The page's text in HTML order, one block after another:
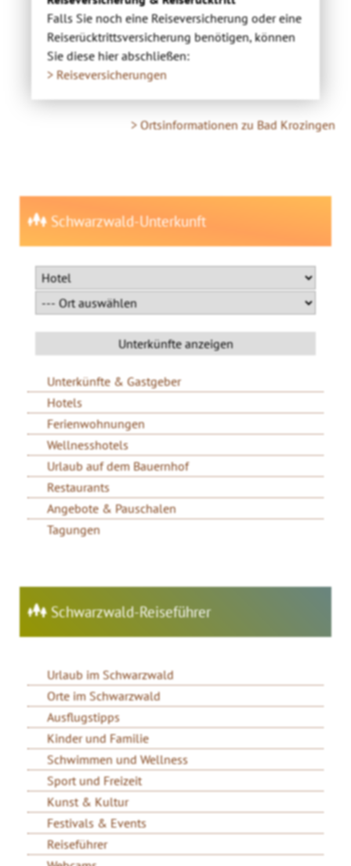
Falls Sie noch eine Reiseversicherung oder eine
Reiserücktrittsversicherung benötigen, können
Sie diese hier abschließen:
> Reiseversicherungen
> Ortsinformationen zu Bad Krozingen
Schwarzwald-Unterkunft
Unterkünfte & Gastgeber
Hotels
Ferienwohnungen
Wellnesshotels
Urlaub auf dem Bauernhof
Restaurants
Angebote & Pauschalen
Tagungen
Schwarzwald-Reiseführer
Urlaub im Schwarzwald
Orte im Schwarzwald
Ausflugstipps
Kinder und Familie
Schwimmen und Wellness
Sport und Freizeit
Kunst & Kultur
Festivals & Events
Reiseführer